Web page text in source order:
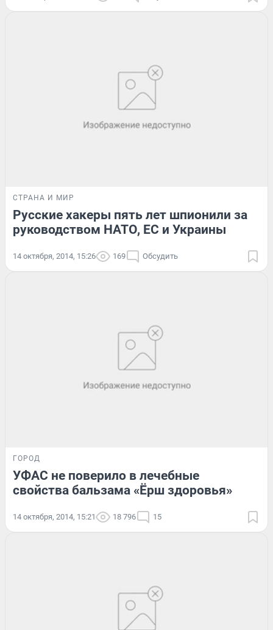
СТРАНА И МИР
Русские хакеры пять лет шпионили за
руководством НАТО, ЕС и Украины
14 октября, 2014, 15:26 169 Обсудить
ГОРОД
УФАС не поверило в лечебные
свойства бальзама «Ёрш здоровья»
14 октября, 2014, 15:21 18 796 15